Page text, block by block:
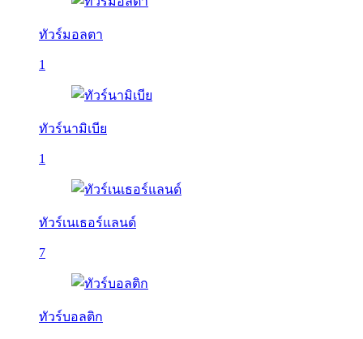
ทัวร์มอลตา
1
ทัวร์นามิเบีย
1
ทัวร์เนเธอร์แลนด์
7
ทัวร์บอลติก